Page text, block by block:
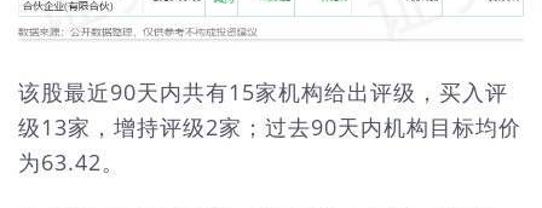
该股最近90天内共有15家机构给出评级，买入评
级13家，增持评级2家；过去90天内机构目标均价
为63.42。